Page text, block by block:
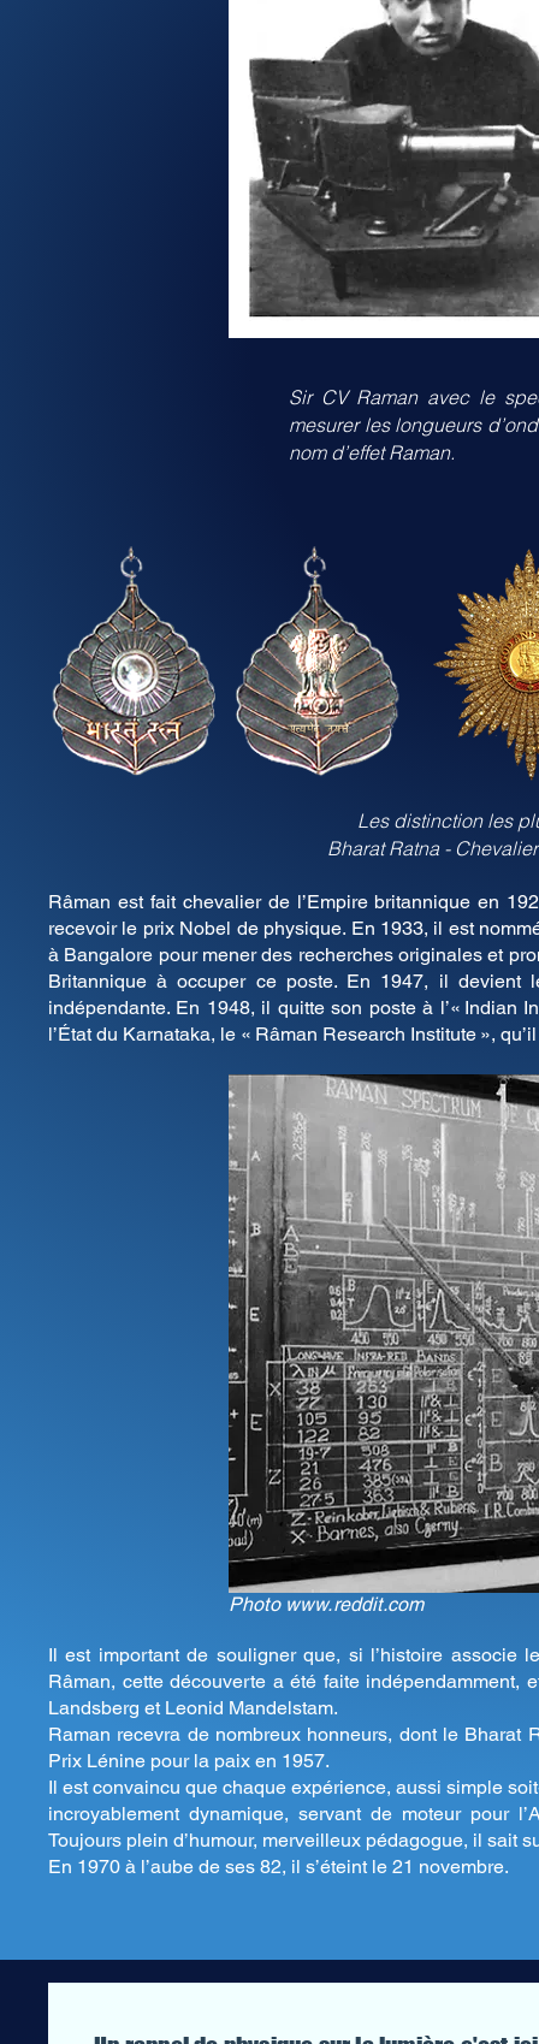
Sir CV Raman avec le
mesurer les longueurs
nom d’effet Raman.
Les distinction les
Bharat Ratna -
Râman est fait chevalier de l’Empire britannique en
recevoir le prix Nobel de physique. En 1933, il est
à Bangalore pour mener des recherches originales et
Britannique à occuper ce poste. En 1947, il devient
indépendante. En 1948, il quitte son poste à l’« Indian
l’État du Karnataka, le « Râman Research Institute »,
Il est important de souligner que, si l’histoire associe
Râman, cette découverte a été faite indépendamment,
Landsberg et Leonid Mandelstam.
Raman recevra de nombreux honneurs, dont le
Prix Lénine pour la paix en 1957.
Il est convaincu que chaque expérience, aussi simple
incroyablement dynamique, servant de moteur pour
Toujours plein d’humour, merveilleux pédagogue, il sait
En 1970 à l’aube de ses 82, il s’éteint le 21 novembre.
Photo www.reddit.com